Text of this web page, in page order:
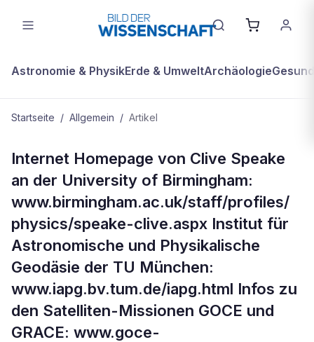
Astronomie & PhysikErde & UmweltArchäologie
Startseite / Allgemein / Artikel
Mehr zum Thema
Internet Homepage von Clive Speake
an der University of Birmingham:
www.birmingham.ac.uk/staff/profiles/
physics/speake-clive.aspx Institut für
Astronomische und Physikalische
Geodäsie der TU München:
www.iapg.bv.tum.de/iapg.html Infos zu
den Satelliten-Missionen GOCE und
GRACE: www.goce-